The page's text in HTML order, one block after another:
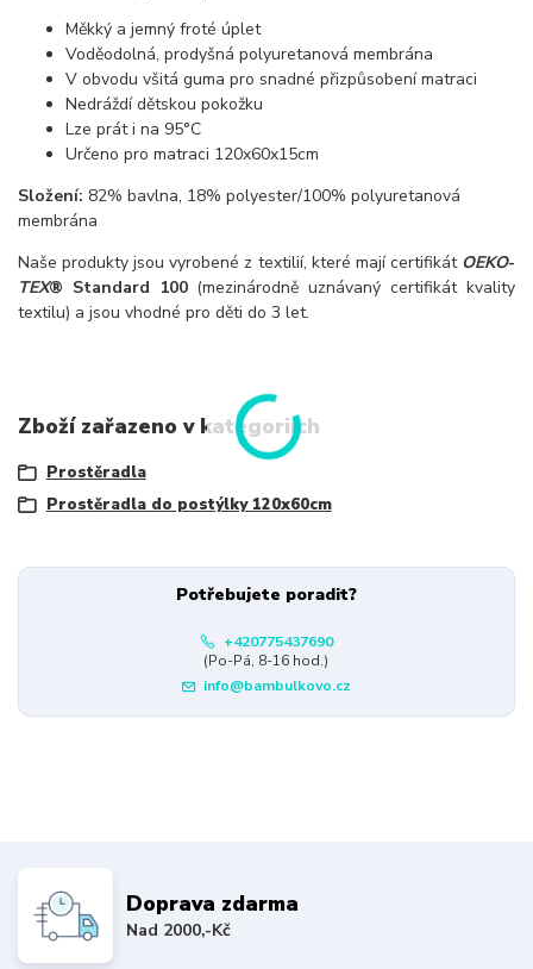
Měkký a jemný froté úplet
Voděodolná, prodyšná polyuretanová membrána
V obvodu všitá guma pro snadné přizpůsobení matraci
Nedráždí dětskou pokožku
Lze prát i na 95°C
Určeno pro matraci 120x60x15cm
Složení: 82% bavlna, 18% polyester/100% polyuretanová
membrána
Naše produkty jsou vyrobené z textilií, které mají certifikát OEKO-
TEX® Standard 100(mezinárodně uznávaný certifikát kvality
textilu) a jsou vhodné pro děti do 3 let.
Zboží zařazeno v kategoriích
Prostěradla
Prostěradla do postýlky 120x60cm
Potřebujete poradit?
+420775437690
(Po-Pá, 8-16 hod.)
info@bambulkovo.cz
Doprava zdarma
Nad 2000,-Kč